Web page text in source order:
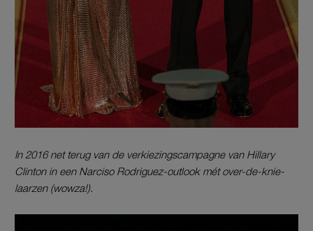
In 2016 net terug van de verkiezingscampagne van Hillary
Clinton in een Narciso Rodriguez-outlook mét over-de-knie-
laarzen (wowza!).